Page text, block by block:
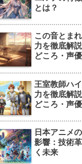
とは？
この音とま
力を徹底解
どころ・声
王室教師ハ
力を徹底解
どころ・声
日本アニメ
影響：技術
く未来